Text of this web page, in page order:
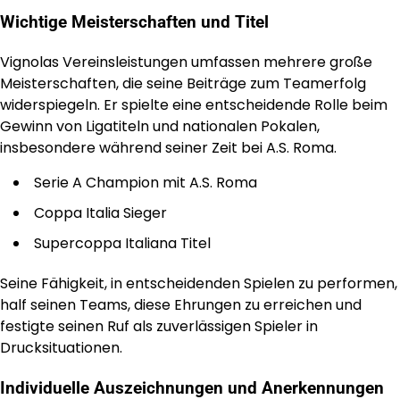
Wichtige Meisterschaften und Titel
Vignolas Vereinsleistungen umfassen mehrere große
Meisterschaften, die seine Beiträge zum Teamerfolg
widerspiegeln. Er spielte eine entscheidende Rolle beim
Gewinn von Ligatiteln und nationalen Pokalen,
insbesondere während seiner Zeit bei A.S. Roma.
Serie A Champion mit A.S. Roma
Coppa Italia Sieger
Supercoppa Italiana Titel
Seine Fähigkeit, in entscheidenden Spielen zu performen,
half seinen Teams, diese Ehrungen zu erreichen und
festigte seinen Ruf als zuverlässigen Spieler in
Drucksituationen.
Individuelle Auszeichnungen und Anerkennungen